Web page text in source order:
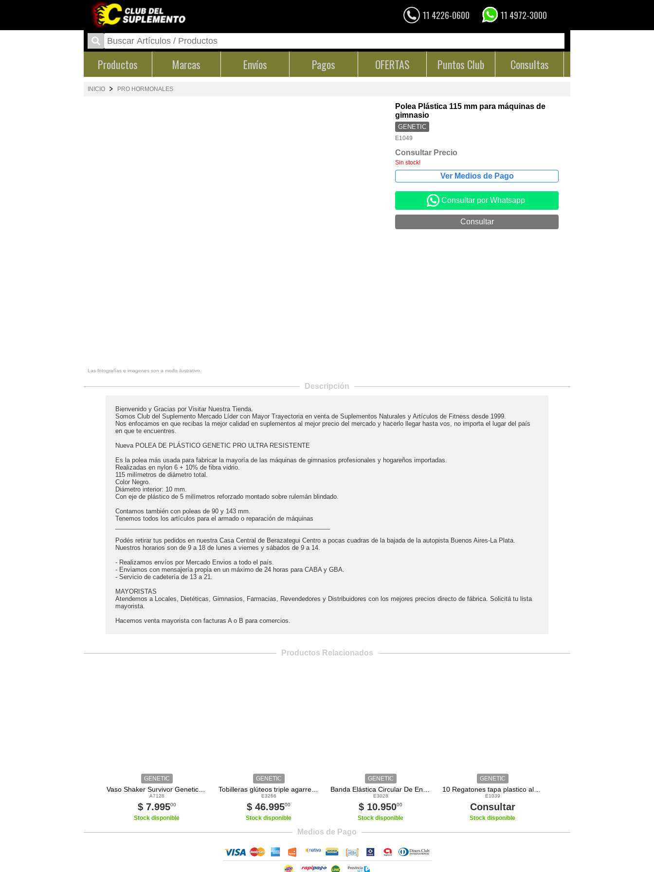
11 4226-0600 11 4972-3000
Productos Marcas Envíos Pagos OFERTAS Puntos Club Consultas
INICIO PRO HORMONALES
Polea Plástica 115 mm para máquinas de
gimnasio
GENETIC
E1049
Consultar Precio
Sin stock!
Consultar por Whatsapp
Las fotografías e imagenes son a modo ilustrativo.
Descripción
Bienvenido y Gracias por Visitar Nuestra Tienda.
Somos Club del Suplemento Mercado Líder con Mayor Trayectoria en venta de Suplementos Naturales y Artículos de Fitness desde 1999.
Nos enfocamos en que recibas la mejor calidad en suplementos al mejor precio del mercado y hacerlo llegar hasta vos, no importa el lugar del país
en que te encuentres.
Nueva POLEA DE PLÁSTICO GENETIC PRO ULTRA RESISTENTE
Es la polea más usada para fabricar la mayoría de las máquinas de gimnasios profesionales y hogareños importadas.
Realizadas en nylon 6 + 10% de fibra vidrio.
115 milímetros de diámetro total.
Color Negro.
Diámetro interior: 10 mm.
Con eje de plástico de 5 milímetros reforzado montado sobre rulemán blindado.
Contamos también con poleas de 90 y 143 mm.
Tenemos todos los artículos para el armado o reparación de máquinas
Podés retirar tus pedidos en nuestra Casa Central de Berazategui Centro a pocas cuadras de la bajada de la autopista Buenos Aires-La Plata.
Nuestros horarios son de 9 a 18 de lunes a viernes y sábados de 9 a 14.
- Realizamos envíos por Mercado Envios a todo el país.
- Enviamos con mensajería propia en un máximo de 24 horas para CABA y GBA.
- Servicio de cadetería de 13 a 21.
MAYORISTAS
Atendemos a Locales, Dietéticas, Gimnasios, Farmacias, Revendedores y Distribuidores con los mejores precios directo de fábrica. Solicitá tu lista
mayorista.
Hacemos venta mayorista con facturas A o B para comercios.
Productos Relacionados
GENETIC
A7128
$ 7.99500
Stock disponible
GENETIC
E3266
$ 46.99500
Stock disponible
GENETIC
E3028
$ 10.95000
Stock disponible
GENETIC
E1039
Consultar
Stock disponible
Medios de Pago